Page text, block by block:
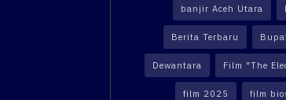
banjir Aceh Utara
Berita Terbaru
Dewantara Film "The
film 2025 film